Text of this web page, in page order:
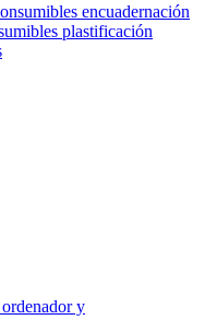
encuadernación
plastificación
y